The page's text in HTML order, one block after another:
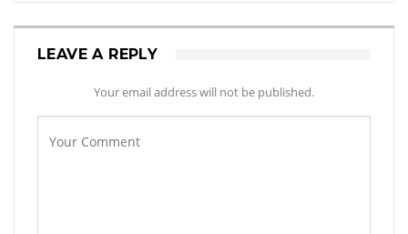
LEAVE A REPLY
Your email address will not be published.